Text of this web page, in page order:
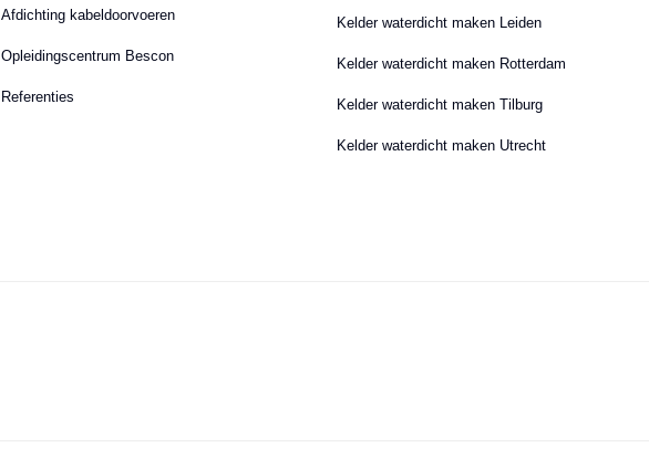
Afdichting kabeldoorvoeren
Opleidingscentrum Bescon
Referenties
Kelder waterdicht maken Leiden
Kelder waterdicht maken Rotterdam
Kelder waterdicht maken Tilburg
Kelder waterdicht maken Utrecht